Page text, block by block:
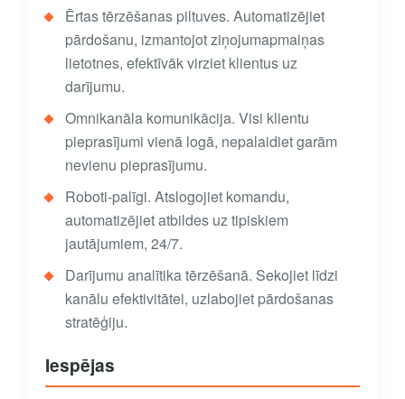
Ērtas tērzēšanas piltuves. Automatizējiet
pārdošanu, izmantojot ziņojumapmaiņas
lietotnes, efektīvāk virziet klientus uz
darījumu.
Omnikanāla komunikācija. Visi klientu
pieprasījumi vienā logā, nepalaidiet garām
nevienu pieprasījumu.
Roboti-palīgi. Atslogojiet komandu,
automatizējiet atbildes uz tipiskiem
jautājumiem, 24/7.
Darījumu analītika tērzēšanā. Sekojiet līdzi
kanālu efektivitātei, uzlabojiet pārdošanas
stratēģiju.
Iespējas